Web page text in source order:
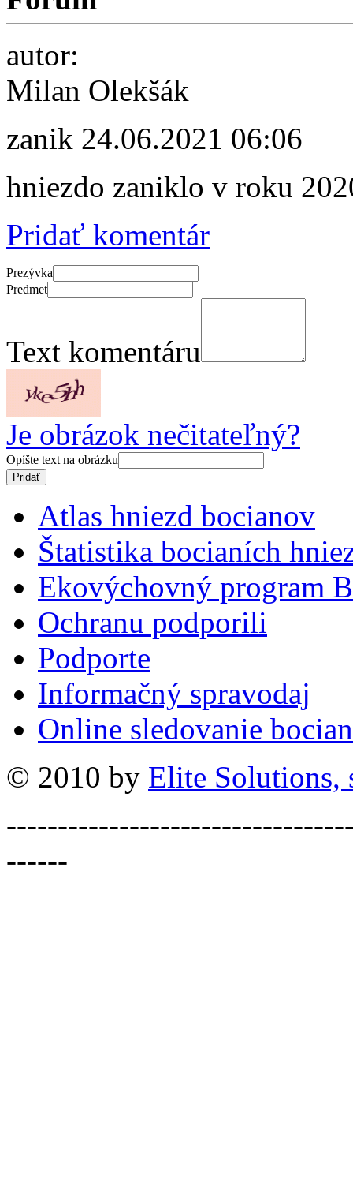
autor:
Milan Olekšák
zanik 24.06.2021 06:06
hniezdo zaniklo v roku
Pridať komentár
Prezývka
Predmet
Text komentáru
Je obrázok nečitateľný?
Opíšte text na obrázku
Atlas hniezd bocianov
Štatistika bocianích
Ekovýchovný program
Ochranu podporili
Podporte
Informačný spravodaj
Online sledovanie
© 2010 by Elite Solutions,
------